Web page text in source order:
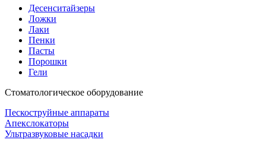
Десенситайзеры
Ложки
Лаки
Пенки
Пасты
Порошки
Гели
Стоматологическое оборудование
Пескоструйные аппараты
Апекслокаторы
Ультразвуковые насадки